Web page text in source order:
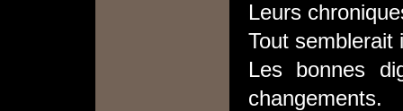
Leurs
Tout semblerait
Les bonnes
changements.